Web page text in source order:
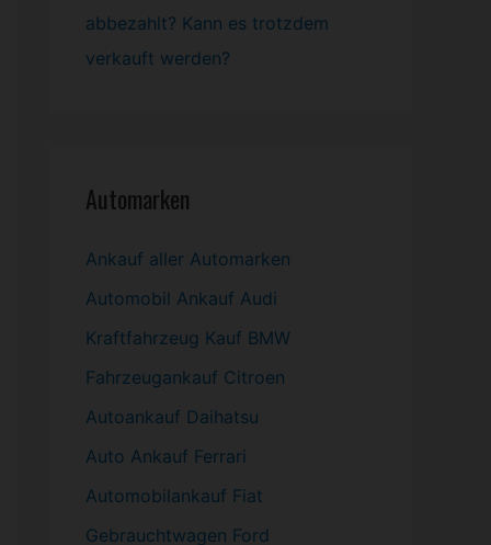
abbezahlt? Kann es trotzdem
verkauft werden?
Automarken
Ankauf aller Automarken
Automobil Ankauf Audi
Kraftfahrzeug Kauf BMW
Fahrzeugankauf Citroen
Autoankauf Daihatsu
Auto Ankauf Ferrari
Automobilankauf Fiat
Gebrauchtwagen Ford